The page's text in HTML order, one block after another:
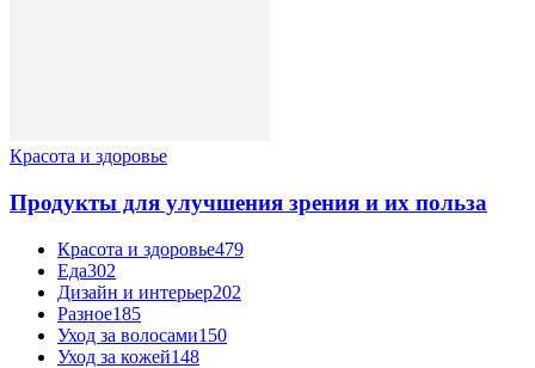
Красота и здоровье
Продукты для улучшения зрения и их польза
Красота и здоровье479
Еда302
Дизайн и интерьер202
Разное185
Уход за волосами150
Уход за кожей148